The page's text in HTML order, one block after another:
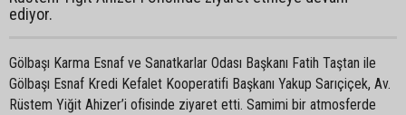
ediyor.
Gölbaşı Karma Esnaf ve Sanatkarlar Odası Başkanı Fatih Taştan ile
Gölbaşı Esnaf Kredi Kefalet Kooperatifi Başkanı Yakup Sarıçiçek, Av.
Rüstem Yiğit Ahizer’i ofisinde ziyaret etti. Samimi bir atmosferde